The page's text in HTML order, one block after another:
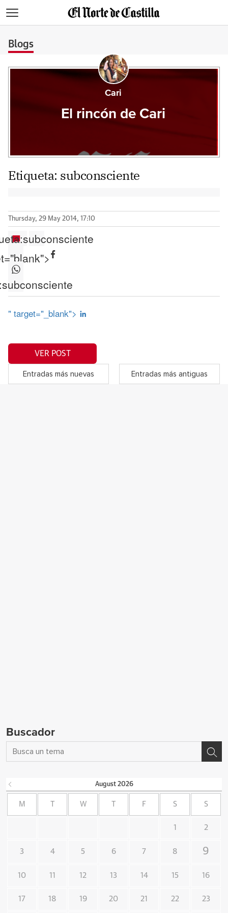
Blogs
Cari
El rincón de Cari
Etiqueta: subconsciente
Thursday, 29 May 2014, 17:10
subconsciente
subconsciente
" target="_blank">
VER POST
Entradas más nuevas Entradas más antiguas
Buscador
August 2026
M W F S S
1 2
3 4 5 6 7 8 9
10 11 12 13 14 15 16
17 18 19 20 21 22 23